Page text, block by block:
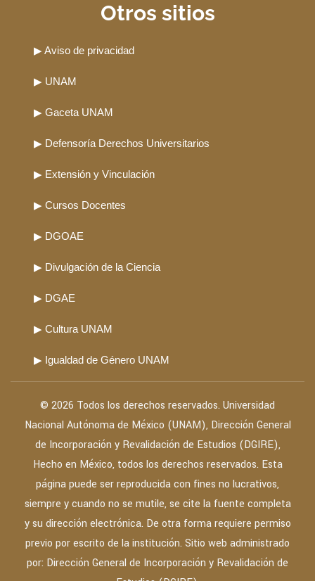
Otros sitios
▶ Aviso de privacidad
▶ UNAM
▶ Gaceta UNAM
▶ Defensoría Derechos Universitarios
▶ Extensión y Vinculación
▶ Cursos Docentes
▶ DGOAE
▶ Divulgación de la Ciencia
▶ DGAE
▶ Cultura UNAM
▶ Igualdad de Género UNAM
© 2026 Todos los derechos reservados. Universidad
Nacional Autónoma de México (UNAM), Dirección General
de Incorporación y Revalidación de Estudios (DGIRE),
Hecho en México, todos los derechos reservados. Esta
página puede ser reproducida con fines no lucrativos,
siempre y cuando no se mutile, se cite la fuente completa
y su dirección electrónica. De otra forma requiere permiso
previo por escrito de la institución. Sitio web administrado
por: Dirección General de Incorporación y Revalidación de